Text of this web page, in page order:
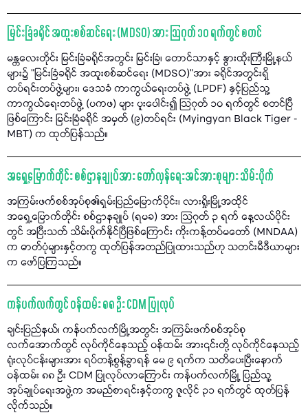
မြင်းခြံခရိုင် အထူးစစ်ဆင်ရေး (MDSO) အား သြဂုတ် ၁၀ ရက်တွင် စတင်
မန္တလေးတိုင်း မြင်းခြံခရိုင်အတွင်း မြင်းခြံ၊ တောင်သာနှင့် နွားထိုးကြီးမြို့နယ်
များ၌ "မြင်းခြံခရိုင် အထူးစစ်ဆင်ရေး (MDSO)”အား ခရိုင်အတွင်းရှိ
တပ်ရင်းတပ်ဖွဲ့များ၊ ဒေသခံ ကာကွယ်ရေးတပ်ဖွဲ့ (LPDF) နှင့်ပြည်သူ့
ကာကွယ်ရေးတပ်ဖွဲ့ (ပကဖ) များ ပူးပေါင်း၍ သြဂုတ် ၁၀ ရက်တွင် စတင်ပြီ
ဖြစ်ကြောင်း မြင်းခြံခရိုင် အမှတ် (၉)တပ်ရင်း (Myingyan Black Tiger -
MBT) က ထုတ်ပြန်သည်။
အရှေ့မြောက်တိုင်း စစ်ဌာနချုပ်အား တော်လှန်ရေးအင်အားစုများ သိမ်းပိုက်
အကြမ်းဖက်စစ်အုပ်စု၏ရှမ်းပြည်မြောက်ပိုင်း၊ လားရှိုးမြို့အထိုင်
အရှေ့မြောက်တိုင်း စစ်ဌာနချုပ် (ရမခ) အား သြဂုတ် ၃ ရက် နေ့လယ်ပိုင်း
တွင် အပြီးသတ် သိမ်းပိုက်နိုင်ပြီဖြစ်ကြောင်း ကိုးကန့်တပ်မတော် (MNDAA)
က ဓာတ်ပုံများနှင့်တကွ ထုတ်ပြန်အတည်ပြုထားသည်ဟု သတင်းမီဒီယာများ
က ဖော်ပြကြသည်။
ကန်ပက်လက်တွင် ဝန်ထမ်း ၈၈ ဦး CDM ပြုလုပ်
ချင်းပြည်နယ်၊ ကန်ပက်လက်မြို့အတွင်း အကြမ်းဖက်စစ်အုပ်စု
လက်အောက်တွင် လုပ်ကိုင်နေသည့် ဝန်ထမ်း အား၎င်းတို့ လုပ်ကိုင်နေသည့်
ရုံးလုပ်ငန်းများအား ရပ်တန့်စွန့်ခွာရန် မေ ၉ ရက်က သတိပေးပြီးနောက်
ဝန်ထမ်း ၈၈ ဦး CDM ပြုလုပ်လာကြောင်း ကန်ပက်လက်မြို့ ပြည်သူ့
အုပ်ချုပ်ရေးအဖွဲ့က အမည်စာရင်းနှင့်တကွ ဇူလိုင် ၃၁ ရက်တွင် ထုတ်ပြန်
လိုက်သည်။